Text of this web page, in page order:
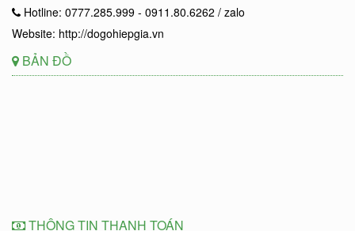
Hotline: 0777.285.999 - 0911.80.6262 / zalo
Website: http://dogohiepgia.vn
BẢN ĐỒ
THÔNG TIN THANH TOÁN